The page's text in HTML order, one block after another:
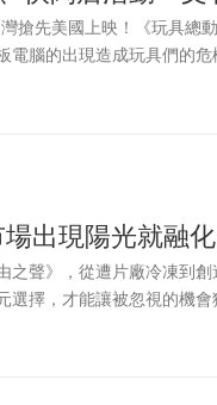
搶先美國上映！《玩具總
電腦的出現造成玩具們的
電影院紛紛祭出首周上映特
出現陽光就融化
聲》，從遭片廠冷凍到
選擇，才能讓被忽視的機